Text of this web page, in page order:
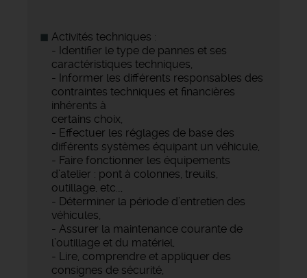
Activités techniques :
- Identifier le type de pannes et ses
caractéristiques techniques,
- Informer les différents responsables des
contraintes techniques et financières
inhérents à
certains choix,
- Effectuer les réglages de base des
différents systèmes équipant un véhicule,
- Faire fonctionner les équipements
d’atelier : pont à colonnes, treuils,
outillage, etc…,
- Déterminer la période d’entretien des
véhicules,
- Assurer la maintenance courante de
l’outillage et du matériel,
- Lire, comprendre et appliquer des
consignes de sécurité,